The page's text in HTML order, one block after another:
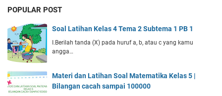
POPULAR POST
Soal Latihan Kelas 4 Tema 2 Subtema 1 PB 1
I.Berilah tanda (X) pada huruf a, b, atau c yang kamu
angga…
Materi dan Latihan Soal Matematika Kelas 5 |
Bilangan cacah sampai 100000